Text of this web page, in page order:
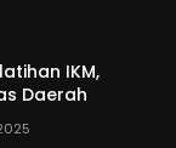
IKM,
Daerah